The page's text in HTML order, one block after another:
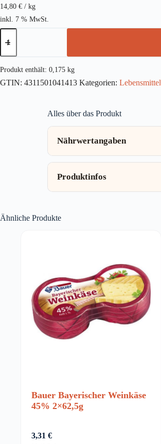
14,80 € / kg
inkl. 7 % MwSt.
EDEKA
Herzstücke
in
Scheiben
Fett
Produkt enthält: 0,175 kg
GTIN: 4311501041413 Kategorien: Lebensmittel
Alles über das Produkt
Nährwertangaben
Produktinfos
Ähnliche Produkte
Bauer Bayerischer Weinkäse
45% 2×62,5g
3,31 €